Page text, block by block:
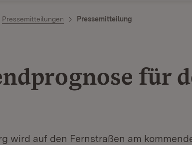
Pressemitteilungen Pressemitteilung
für
wird auf den Fernstraßen am